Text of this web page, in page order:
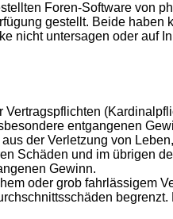
Foren-Software von
gestellt. Beide haben
nicht untersagen oder auf
entgangenen
der Verletzung von
Schäden und im übrigen
Gewinn.
oder grob fahrlässigem